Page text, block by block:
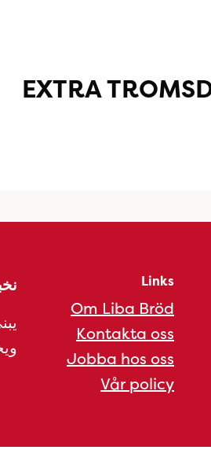
EXTRA
Links
Om Liba Bröd
Kontakta oss
Jobba hos oss
Vår policy